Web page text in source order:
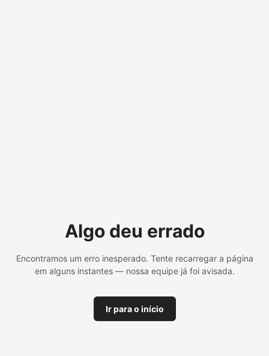
Algo deu errado
Encontramos um erro inesperado. Tente recarregar a página
em alguns instantes — nossa equipe já foi avisada.
Ir para o início